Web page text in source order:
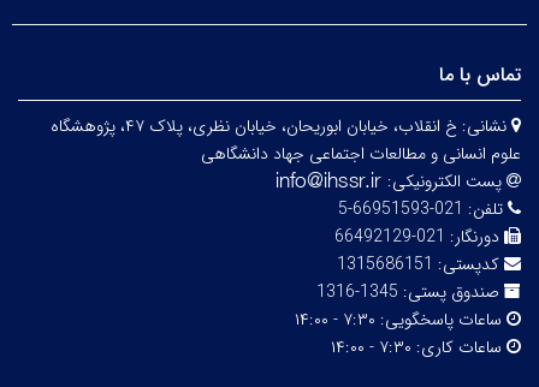
تماس با ما
نشانی:
خ انقلاب، خیابان ابوریحان، خیابان نظری، پلاک ۴۷، پژوهشگاه
علوم انسانی و مطالعات اجتماعی جهاد دانشگاهی
پست الکترونیکی:
تلفن: 021-66951593-5
دورنگار: 021-66492129
کدپستی: 1315686151
صندوق پستی: 1345-1316
ساعات پاسخگویی: ۷:۳۰ - ۱۴:۰۰
ساعات کاری: ۷:۳۰ - ۱۴:۰۰